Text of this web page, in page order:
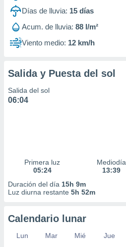
Días de lluvia: 15 días
Acum. de lluvia: 88 l/m²
Viento medio: 12 km/h
Salida y Puesta del sol
Salida del sol
06:04
Primera luz
05:24
Mediodía
13:39
Duración del día 15h 9m
Luz diurna restante 5h 52m
Calendario lunar
Lun Mar Mié Jue